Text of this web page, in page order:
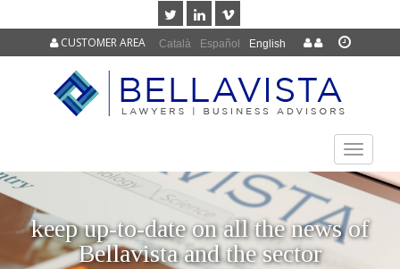
Català Español English
CUSTOMER AREA
TOGGLE
keep up-to-date on all the news of
Bellavista and the sector